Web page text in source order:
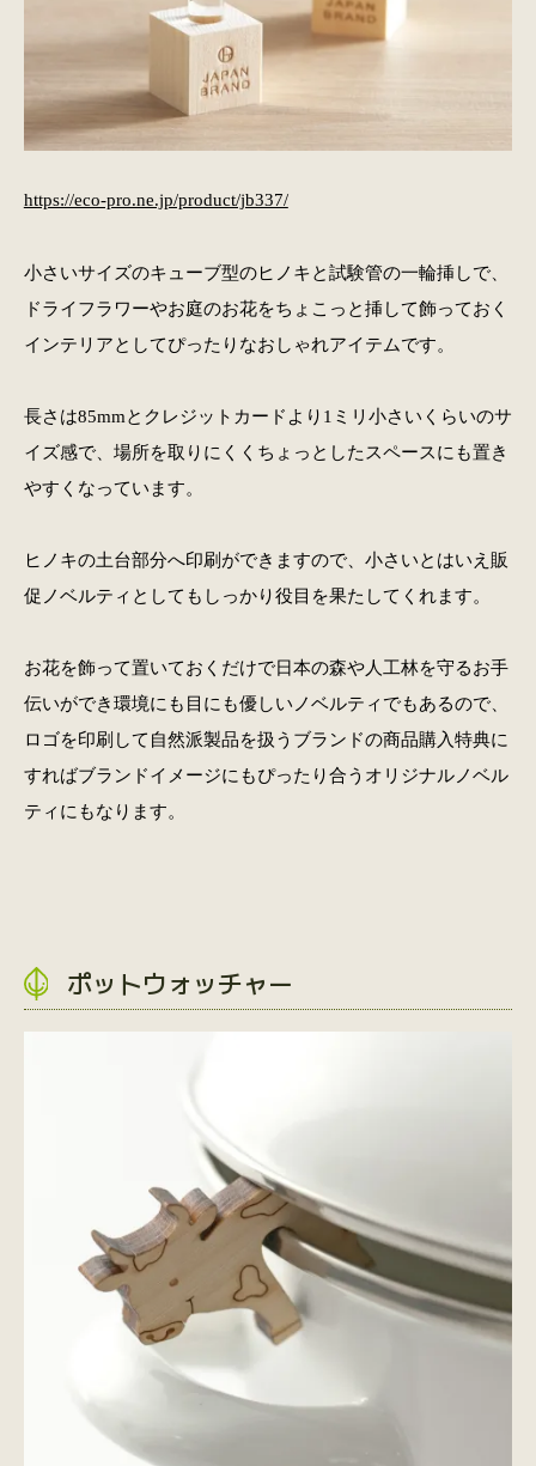
https://eco-pro.ne.jp/product/jb337/
小さいサイズのキューブ型のヒノキと試験管の一輪挿しで、
ドライフラワーやお庭のお花をちょこっと挿して飾っておく
インテリアとしてぴったりなおしゃれアイテムです。
長さは85mmとクレジットカードより1ミリ小さいくらいのサ
イズ感で、場所を取りにくくちょっとしたスペースにも置き
やすくなっています。
ヒノキの土台部分へ印刷ができますので、小さいとはいえ販
促ノベルティとしてもしっかり役目を果たしてくれます。
お花を飾って置いておくだけで日本の森や人工林を守るお手
伝いができ環境にも目にも優しいノベルティでもあるので、
ロゴを印刷して自然派製品を扱うブランドの商品購入特典に
すればブランドイメージにもぴったり合うオリジナルノベル
ティにもなります。
ポットウォッチャー